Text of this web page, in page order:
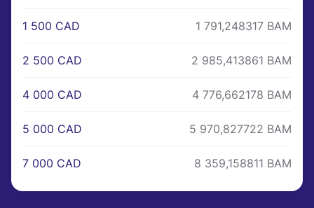
1 500 CAD 1 791,248317 BAM
2 500 CAD 2 985,413861 BAM
4 000 CAD 4 776,662178 BAM
5 000 CAD 5 970,827722 BAM
7 000 CAD 8 359,158811 BAM